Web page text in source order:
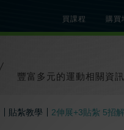
買課程 購買
豐富多元的運動相關資
貼紮教學 2伸展+3貼紮 5招